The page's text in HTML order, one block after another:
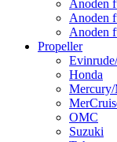
Anoden
Anoden
Anoden
Propeller
Honda
OMC
Suzuki